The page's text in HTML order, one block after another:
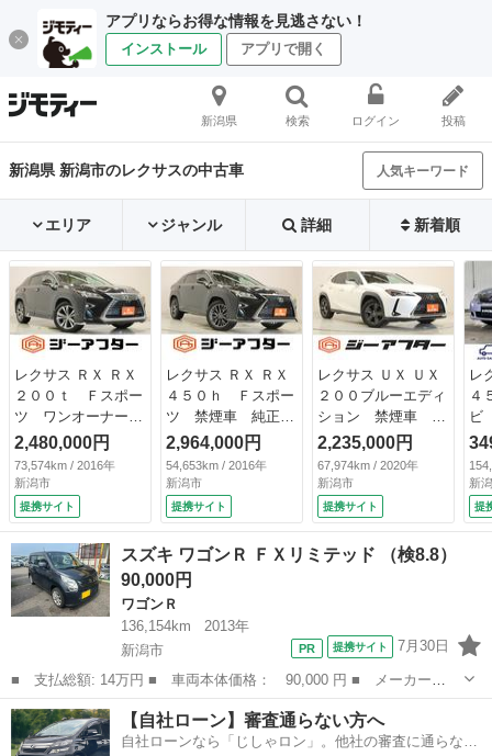
アプリならお得な情報を見逃さない！
インストール アプリで開く
新潟県 検索 ログイン 投稿
新潟県 新潟市のレクサスの中古車 人気キーワード
エリア ジャンル 詳細 新着順
レクサス ＲＸ ＲＸ
２００ｔ Ｆスポー
ツ ワンオーナー
禁煙車 純正１２．
３インチナビ 全周
囲カメラ フルセグ
ＴＶ温冷白革シート
アダプティブクルー
ズコントロール 電
動リアゲート パワ
ーシート Ｂｌｕｅ
ｔｏｏｔｈ接続 オ
ートライト ＥＴＣ
2,480,000円
73,574km / 2016年
新潟市
提携サイト
レクサス ＲＸ ＲＸ
４５０ｈ Ｆスポー
ツ 禁煙車 純正１
２．３インチナビ
バックカメラ フル
セグＴＶ 温冷赤革
シート アダプティ
ブクルーズコントロ
ール 電動リアゲー
ト パワーシート
ステアリングヒータ
ー Ｂｌｕｅｔｏｏ
ｔｈ接続 レーンア
2,964,000円
54,653km / 2016年
新潟市
提携サイト
レクサス ＵＸ ＵＸ
２００ブルーエディ
ション 禁煙車 純
正１０．３インチナ
ビ バックカメラ
フルセグＴＶ ＯＰ
おくだけ充電 ルー
フレール 電動リア
ゲート アダプティ
ブクルーズコントロ
２．０ （検9.3）
2,235,000円
67,974km / 2020年
新潟市
提携サイト
レ
４
ビ
ー
イ
ッ
9.6
新
提
スズキ ワゴンＲ ＦＸリミテッド （検8.8）
90,000円
ワゴンＲ
136,154km
2013年
新潟市
提携サイト 7月30日
■ 支払総額: 14万円 ■ 車両本体価格： 90,000 円 ■ メーカー
名： スズキ ■ 車種名： ワゴンＲ ■ グレード名： ＦＸリミテ
ッド ■ 排気量： 660cc ■ ドア枚数： 5D ■ ミッション： CVT
...
新潟 新潟市 ワゴンＲ ワゴンR
【自社ローン】審査通らない方へ
自社ローンなら「じしゃロン」。他社の審査に通らなか